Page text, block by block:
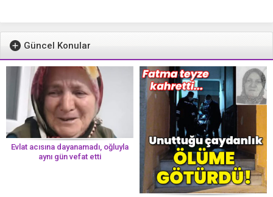
Güncel Konular
Evlat acısına dayanamadı, oğluyla
aynı gün vefat etti